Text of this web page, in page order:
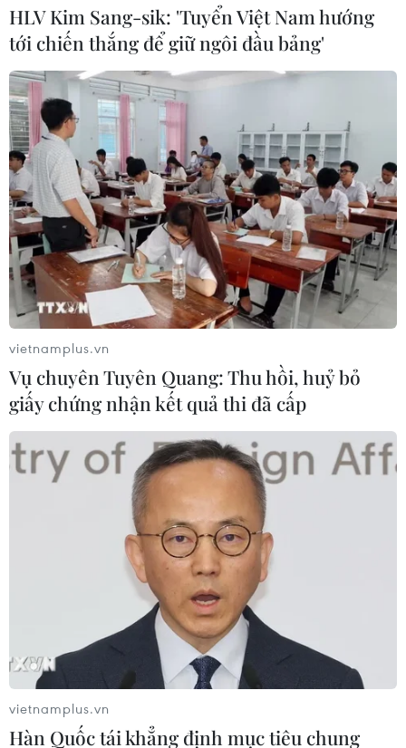
HLV Kim Sang-sik: 'Tuyển Việt Nam hướng
tới chiến thắng để giữ ngôi đầu bảng'
vietnamplus.vn
Vụ chuyên Tuyên Quang: Thu hồi, huỷ bỏ
giấy chứng nhận kết quả thi đã cấp
vietnamplus.vn
Hàn Quốc tái khẳng định mục tiêu chung